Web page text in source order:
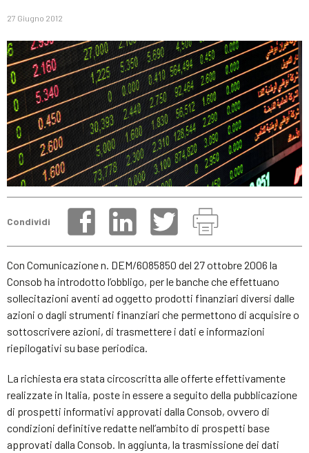
27 Giugno 2012
Condividi
Con Comunicazione n. DEM/6085850 del 27 ottobre 2006 la
Consob ha introdotto l’obbligo, per le banche che effettuano
sollecitazioni aventi ad oggetto prodotti finanziari diversi dalle
azioni o dagli strumenti finanziari che permettono di acquisire o
sottoscrivere azioni, di trasmettere i dati e informazioni
riepilogativi su base periodica.
La richiesta era stata circoscritta alle offerte effettivamente
realizzate in Italia, poste in essere a seguito della pubblicazione
di prospetti informativi approvati dalla Consob, ovvero di
condizioni definitive redatte nell’ambito di prospetti base
approvati dalla Consob. In aggiunta, la trasmissione dei dati